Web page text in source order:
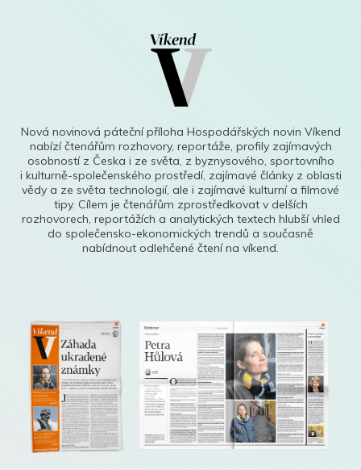
Nová novinová páteční příloha Hospodářských novin Víkend
nabízí čtenářům rozhovory, reportáže, profily zajímavých
osobností z Česka i ze světa, z byznysového, sportovního
i kulturně-společenského prostředí, zajímavé články z oblasti
vědy a ze světa technologií, ale i zajímavé kulturní a filmové
tipy. Cílem je čtenářům zprostředkovat v delších
rozhovorech, reportážích a analytických textech hlubší vhled
do společensko-ekonomických trendů a současně
nabídnout odlehčené čtení na víkend.